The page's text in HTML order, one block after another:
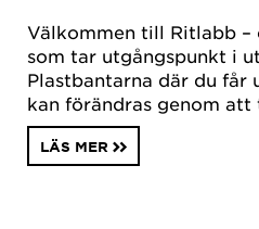
Välkommen till Ritlabb
som tar utgångspunkt i
Plastbantarna där du får
kan förändras genom
LÄS MER